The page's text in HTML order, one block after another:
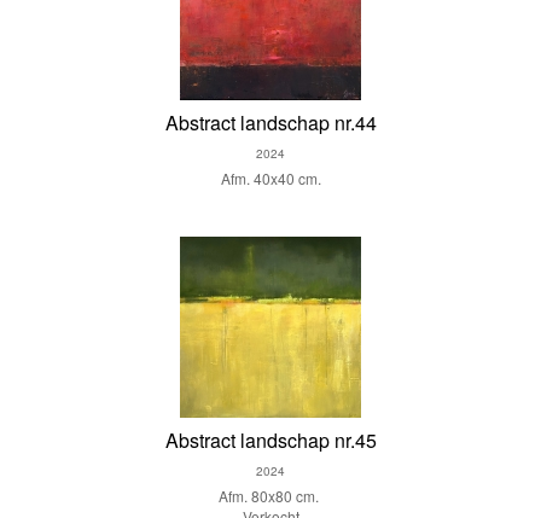
Abstract landschap nr.44
2024
Afm. 40x40 cm.
Abstract landschap nr.45
2024
Afm. 80x80 cm.